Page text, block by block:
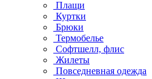
Плащи
Куртки
Брюки
Термобелье
Софтшелл, флис
Жилеты
Повседневная одежда